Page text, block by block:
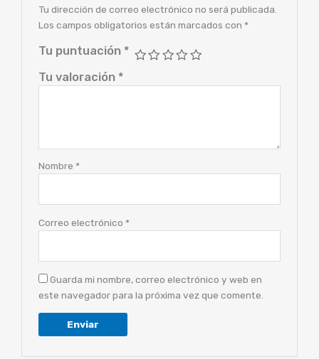
Tu dirección de correo electrónico no será publicada.
Los campos obligatorios están marcados con *
Tu puntuación *
Tu valoración *
Nombre *
Correo electrónico *
Guarda mi nombre, correo electrónico y web en
este navegador para la próxima vez que comente.